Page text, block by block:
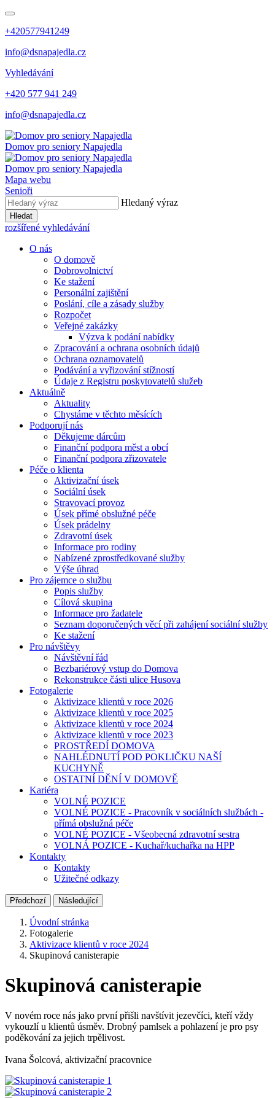
+420577941249
info@dsnapajedla.cz
Vyhledávání
+420 577 941 249
info@dsnapajedla.cz
Domov pro seniory Napajedla
Domov pro seniory Napajedla
Mapa webu
Senioři
Hledaný výraz
Hledat
rozšířené vyhledávání
O nás
O domově
Dobrovolnictví
Ke stažení
Personální zajištění
Poslání, cíle a zásady služby
Rozpočet
Veřejné zakázky
Výzva k podání nabídky
Zpracování a ochrana osobních údajů
Ochrana oznamovatelů
Podávání a vyřizování stížností
Údaje z Registru poskytovatelů služeb
Aktuálně
Aktuality
Chystáme v těchto měsících
Podporují nás
Děkujeme dárcům
Finanční podpora měst a obcí
Finanční podpora zřizovatele
Péče o klienta
Aktivizační úsek
Sociální úsek
Stravovací provoz
Úsek přímé obslužné péče
Úsek prádelny
Zdravotní úsek
Informace pro rodiny
Nabízené zprostředkované služby
Výše úhrad
Pro zájemce o službu
Popis služby
Cílová skupina
Informace pro žadatele
Seznam doporučených věcí při zahájení sociální služby
Ke stažení
Pro návštěvy
Návštěvní řád
Bezbariérový vstup do Domova
Rekonstrukce části ulice Husova
Fotogalerie
Aktivizace klientů v roce 2026
Aktivizace klientů v roce 2025
Aktivizace klientů v roce 2024
Aktivizace klientů v roce 2023
PROSTŘEDÍ DOMOVA
NAHLÉDNUTÍ POD POKLIČKU NAŠÍ
KUCHYNĚ
OSTATNÍ DĚNÍ V DOMOVĚ
Kariéra
VOLNÉ POZICE
VOLNÉ POZICE - Pracovník v sociálních službách -
přímá obslužná péče
VOLNÉ POZICE - Všeobecná zdravotní sestra
VOLNÁ POZICE - Kuchař/kuchařka na HPP
Kontakty
Kontakty
Užitečné odkazy
Předchozí Následující
Úvodní stránka
Fotogalerie
Aktivizace klientů v roce 2024
Skupinová canisterapie
Skupinová canisterapie
V novém roce nás jako první přišli navštívit jezevčíci, kteří vždy
vykouzlí u klientů úsměv. Drobný pamlsek a pohlazení je pro psy
poděkování za jejich trpělivost.
Ivana Šolcová, aktivizační pracovnice